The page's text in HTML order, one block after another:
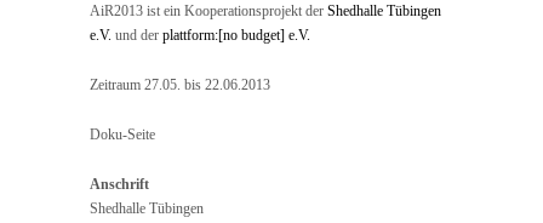
AiR2013 ist ein Kooperationsprojekt der Shedhalle Tübingen
e.V. und der plattform:[no budget] e.V.
Zeitraum 27.05. bis 22.06.2013
Doku-Seite
Anschrift
Shedhalle Tübingen